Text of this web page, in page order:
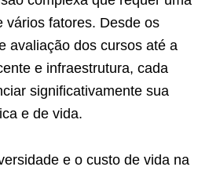
vários fatores. Desde os
avaliação dos cursos até a
e infraestrutura, cada
significativamente sua
e de vida.
e o custo de vida na